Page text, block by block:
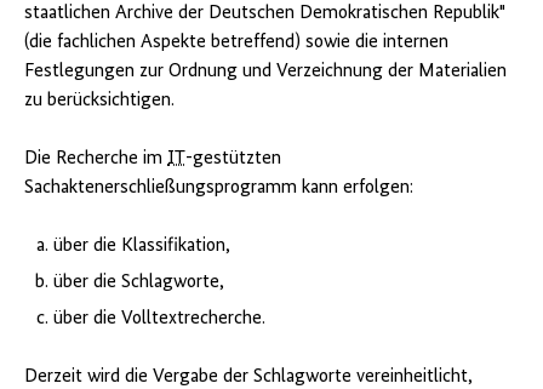
staatlichen Archive der Deutschen Demokratischen Republik"
(die fachlichen Aspekte betreffend) sowie die internen
Festlegungen zur Ordnung und Verzeichnung der Materialien
zu berücksichtigen.
Die Recherche im IT-gestützten
Sachaktenerschließungsprogramm kann erfolgen:
über die Klassifikation,
über die Schlagworte,
über die Volltextrecherche.
Derzeit wird die Vergabe der Schlagworte vereinheitlicht,